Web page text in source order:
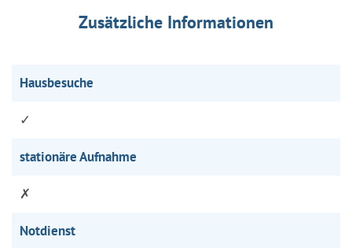
Zusätzliche Informationen
Hausbesuche
✓
stationäre Aufnahme
✗
Notdienst